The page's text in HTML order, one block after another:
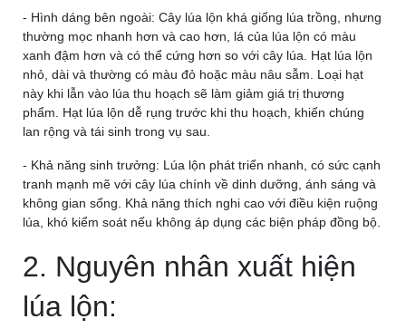
- Hình dáng bên ngoài: Cây lúa lộn khá giống lúa trồng, nhưng
thường mọc nhanh hơn và cao hơn, lá của lúa lộn có màu
xanh đậm hơn và có thể cứng hơn so với cây lúa. Hạt lúa lộn
nhỏ, dài và thường có màu đỏ hoặc màu nâu sẫm. Loại hạt
này khi lẫn vào lúa thu hoạch sẽ làm giảm giá trị thương
phẩm. Hạt lúa lộn dễ rụng trước khi thu hoạch, khiến chúng
lan rộng và tái sinh trong vụ sau.
- Khả năng sinh trưởng: Lúa lộn phát triển nhanh, có sức cạnh
tranh mạnh mẽ với cây lúa chính về dinh dưỡng, ánh sáng và
không gian sống. Khả năng thích nghi cao với điều kiện ruộng
lúa, khó kiểm soát nếu không áp dụng các biện pháp đồng bộ.
2. Nguyên nhân xuất hiện
lúa lộn: